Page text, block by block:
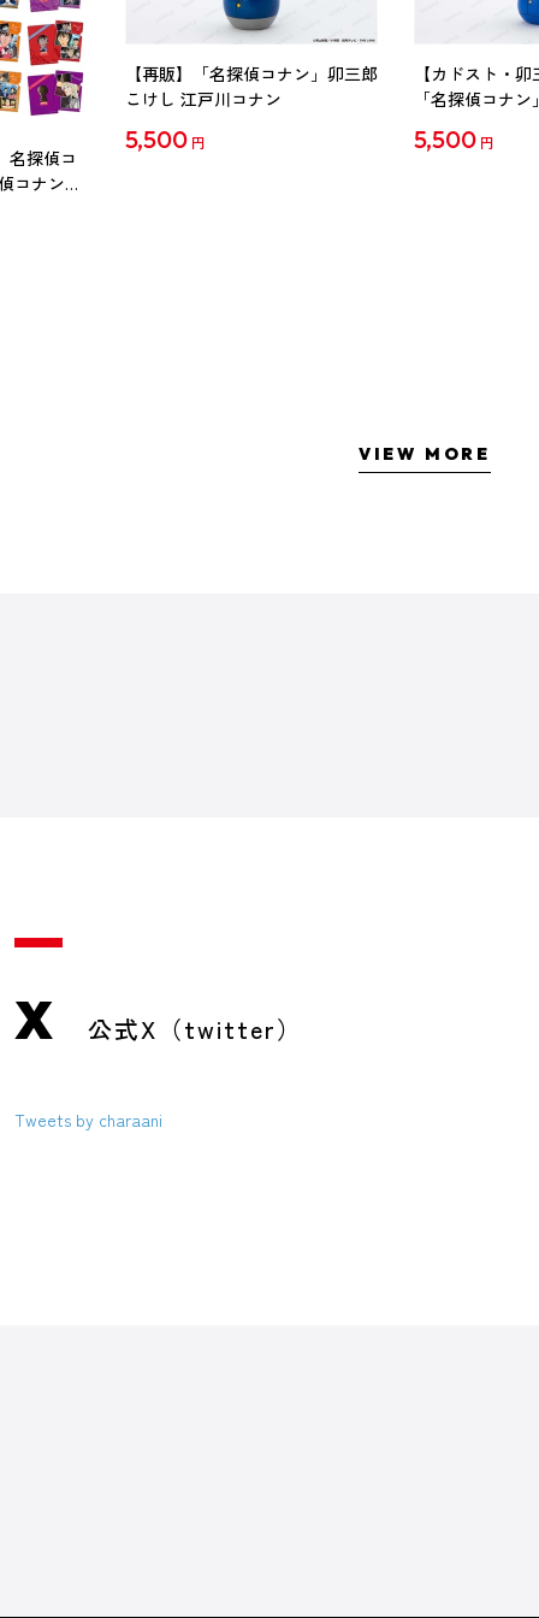
名探偵コ
コナン」
【再販】「名探偵コナン」卯三郎
こけし 江戸川コナン
5,500 円
【カドスト・
「名探偵コナ
5,500 円
VIEW MORE
X 公式X（twitter）
Tweets by charaani